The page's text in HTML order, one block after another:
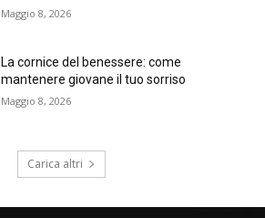
Maggio 8, 2026
La cornice del benessere: come
mantenere giovane il tuo sorriso
Maggio 8, 2026
Carica altri